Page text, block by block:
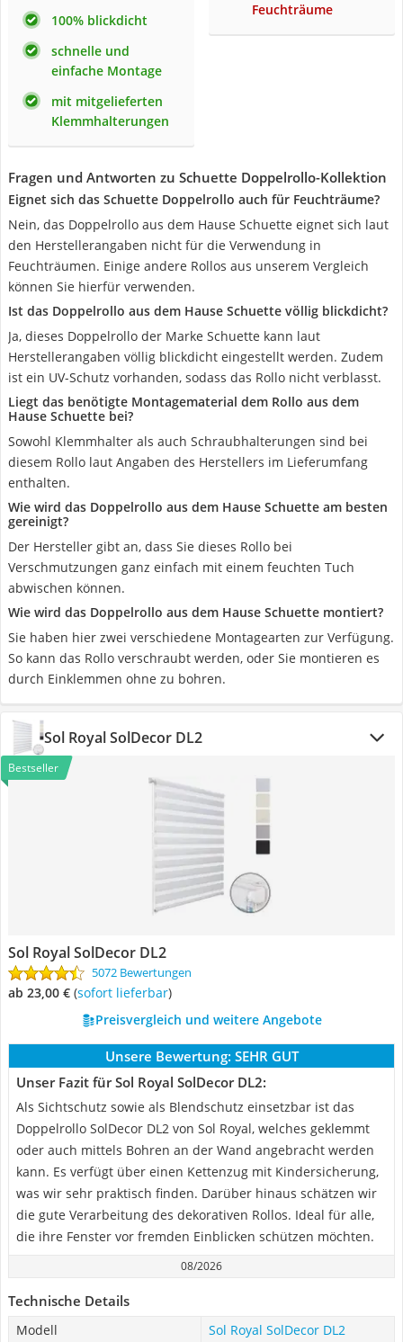
100% blickdicht
schnelle und
einfache Montage
mit mitgelieferten
Klemmhalterungen
Feuchträume
Fragen und Antworten zu Schuette Doppelrollo-Kollektion
Eignet sich das Schuette Doppelrollo auch für Feuchträume?
Nein, das Doppelrollo aus dem Hause Schuette eignet sich laut
den Herstellerangaben nicht für die Verwendung in
Feuchträumen. Einige andere Rollos aus unserem Vergleich
können Sie hierfür verwenden.
Ist das Doppelrollo aus dem Hause Schuette völlig blickdicht?
Ja, dieses Doppelrollo der Marke Schuette kann laut
Herstellerangaben völlig blickdicht eingestellt werden. Zudem
ist ein UV-Schutz vorhanden, sodass das Rollo nicht verblasst.
Liegt das benötigte Montagematerial dem Rollo aus dem
Hause Schuette bei?
Sowohl Klemmhalter als auch Schraubhalterungen sind bei
diesem Rollo laut Angaben des Herstellers im Lieferumfang
enthalten.
Wie wird das Doppelrollo aus dem Hause Schuette am besten
gereinigt?
Der Hersteller gibt an, dass Sie dieses Rollo bei
Verschmutzungen ganz einfach mit einem feuchten Tuch
abwischen können.
Wie wird das Doppelrollo aus dem Hause Schuette montiert?
Sie haben hier zwei verschiedene Montagearten zur Verfügung.
So kann das Rollo verschraubt werden, oder Sie montieren es
durch Einklemmen ohne zu bohren.
Sol Royal SolDecor DL2
Bestseller
Sol Royal SolDecor DL2
5072 Bewertungen
ab 23,00 € ( Sofort lieferbar)
Preisvergleich und weitere Angebote
Unsere Bewertung: SEHR GUT
Unser Fazit für Sol Royal SolDecor DL2:
Als Sichtschutz sowie als Blendschutz einsetzbar ist das
Doppelrollo SolDecor DL2 von Sol Royal, welches geklemmt
oder auch mittels Bohren an der Wand angebracht werden
kann. Es verfügt über einen Kettenzug mit Kindersicherung,
was wir sehr praktisch finden. Darüber hinaus schätzen wir
die gute Verarbeitung des dekorativen Rollos. Ideal für alle,
die ihre Fenster vor fremden Einblicken schützen möchten.
08/2026
Technische Details
Modell
Sol Royal SolDecor DL2